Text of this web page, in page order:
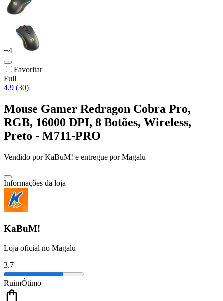
+4
Favoritar
Full
4.9 (30)
Mouse Gamer Redragon Cobra Pro,
RGB, 16000 DPI, 8 Botões, Wireless,
Preto - M711-PRO
Vendido porKaBuM! e entregue por Magalu
Informações da loja
KaBuM!
Loja oficial no Magalu
3.7
RuimÓtimo